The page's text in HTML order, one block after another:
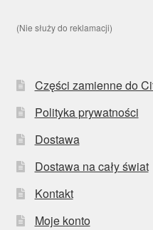
(Nie służy do reklamacji)
Części zamienne do
Polityka prywatności
Dostawa
Dostawa na cały świat
Kontakt
Moje konto